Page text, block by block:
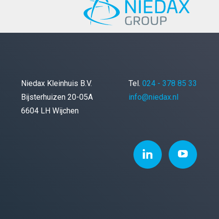
Niedax Kleinhuis B.V.
Bijsterhuizen 20-05A
6604 LH Wijchen
Tel. 024 - 378 85 33
info@niedax.nl